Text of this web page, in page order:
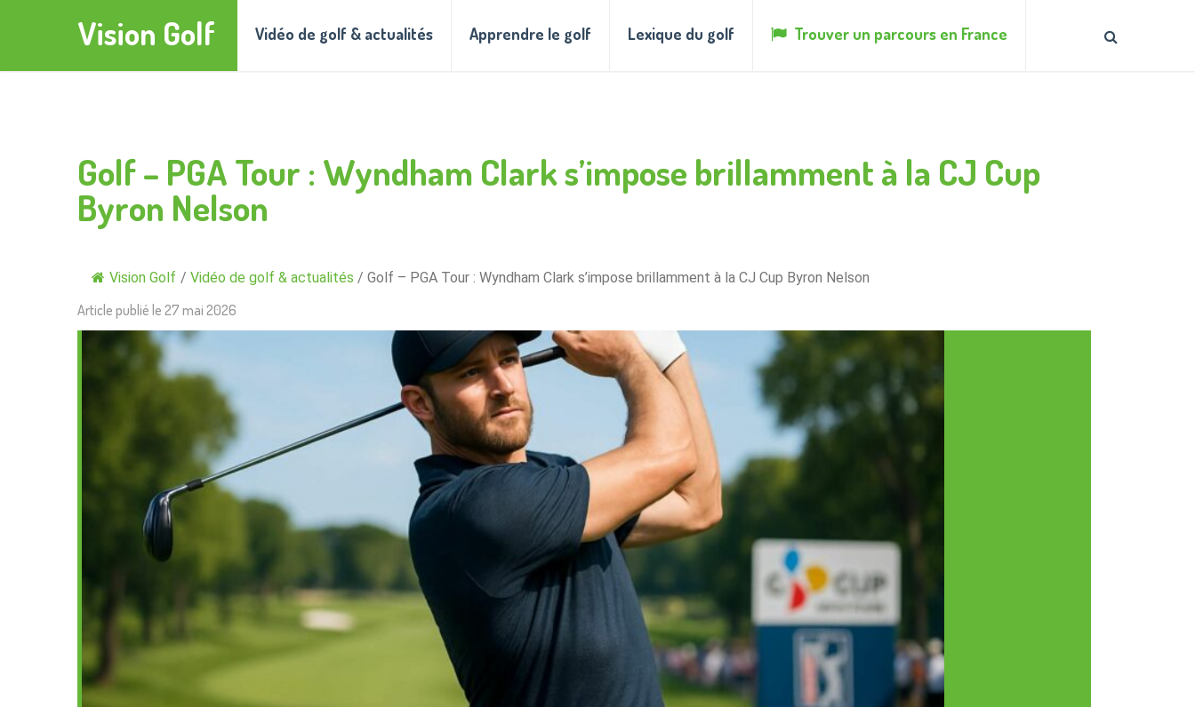
Vision Golf Vidéo de golf & actualités Apprendre le golf Lexique du golf Trouver un parcours en France
Golf – PGA Tour : Wyndham Clark s’impose brillamment à la CJ Cup
Byron Nelson
Vision Golf / Vidéo de golf & actualités / Golf – PGA Tour : Wyndham Clark s’impose brillamment à la CJ Cup Byron Nelson
Article publié le 27 mai 2026